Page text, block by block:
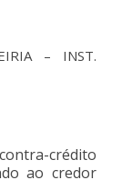
– INST.
crédito
ao credor